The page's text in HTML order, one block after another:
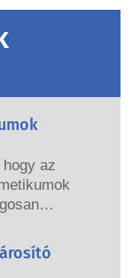
az
az
hatóságok